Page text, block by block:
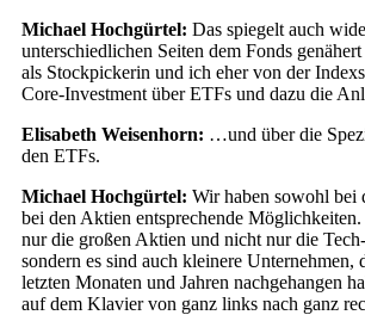
Michael Hochgürtel: Das spiegelt auch
unterschiedlichen Seiten dem Fonds
als Stockpickerin und ich eher von der
Core-Investment über ETFs und dazu die
Elisabeth Weisenhorn: …und über die
den ETFs.
Michael Hochgürtel: Wir haben sowohl bei
bei den Aktien entsprechende Möglichkeiten.
nur die großen Aktien und nicht nur die
sondern es sind auch kleinere Unternehmen,
letzten Monaten und Jahren nachgehangen
auf dem Klavier von ganz links nach ganz